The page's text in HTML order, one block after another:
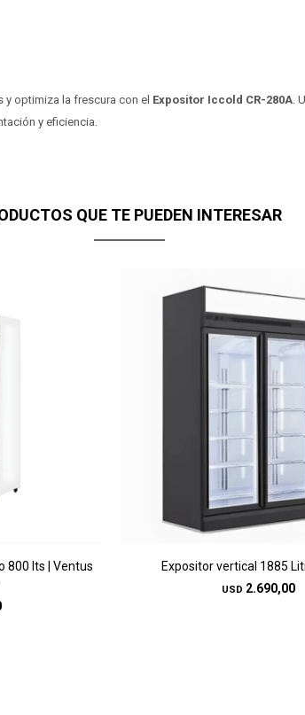
optimiza la frescura con el Expositor Iccold CR-280A .
y eficiencia.
QUE TE PUEDEN INTERESAR
800 lts | Ventus
Expositor vertical 1885
USD 2.690,00